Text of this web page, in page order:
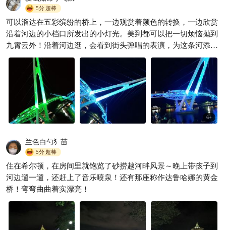
5分超棒
可以溜达在五彩缤纷的桥上，一边观赏着颜色的转换，一边欣赏
沿着河边的小档口所发出的小灯光。美到都可以把一切烦恼抛到
九霄云外！沿着河边逛，会看到街头弹唱的表演，为这条河添加
了不少气氛。还有小孩，大人在中央吹泡泡和展现惊人的技术。
也看到很多情侣在这里约会，记得带墨镜🤣
6+
兰色白勺犭苗
5分超棒
住在希尔顿，在房间里就饱览了砂捞越河畔风景～晚上带孩子到
河边遛一遛，还赶上了音乐喷泉！还有那座称作达鲁哈娜的黄金
桥！弯弯曲曲着实漂亮！